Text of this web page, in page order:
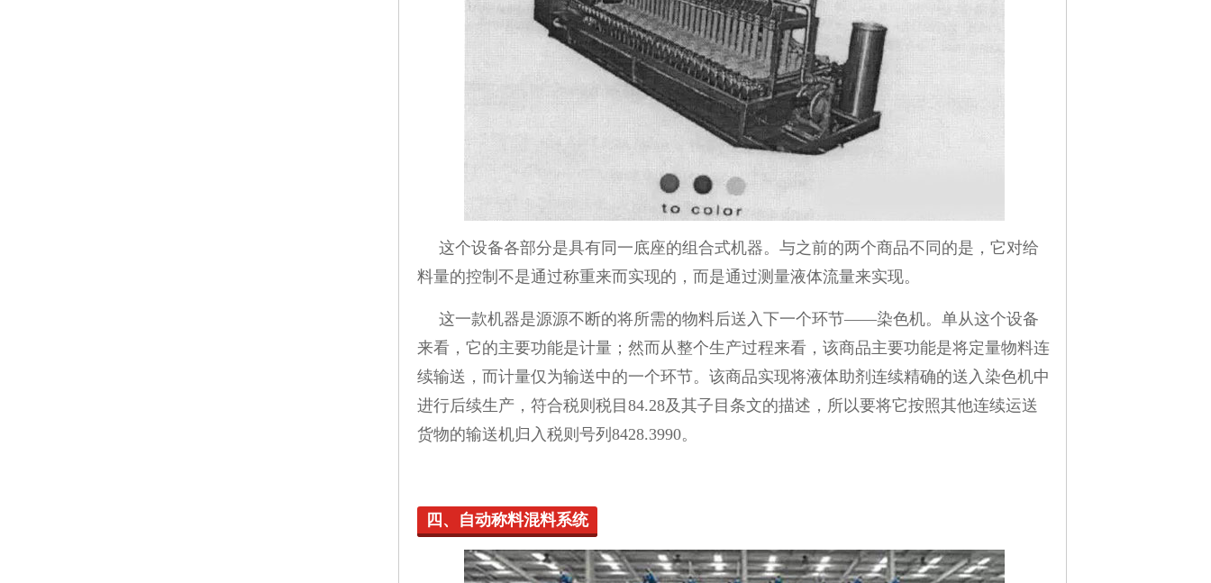
这个设备各部分是具有同一底座的组合式机器。与之前的两个商品不同的是，它对给
料量的控制不是通过称重来而实现的，而是通过测量液体流量来实现。
这一款机器是源源不断的将所需的物料后送入下一个环节——染色机。单从这个设备
来看，它的主要功能是计量；然而从整个生产过程来看，该商品主要功能是将定量物料连
续输送，而计量仅为输送中的一个环节。该商品实现将液体助剂连续精确的送入染色机中
进行后续生产，符合税则税目84.28及其子目条文的描述，所以要将它按照其他连续运送
货物的输送机归入税则号列8428.3990。
四、自动称料混料系统